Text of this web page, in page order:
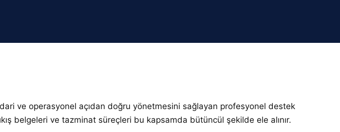
ve operasyonel açıdan doğru yönetmesini sağlayan profesyonel destek
belgeleri ve tazminat süreçleri bu kapsamda bütüncül şekilde ele alınır.